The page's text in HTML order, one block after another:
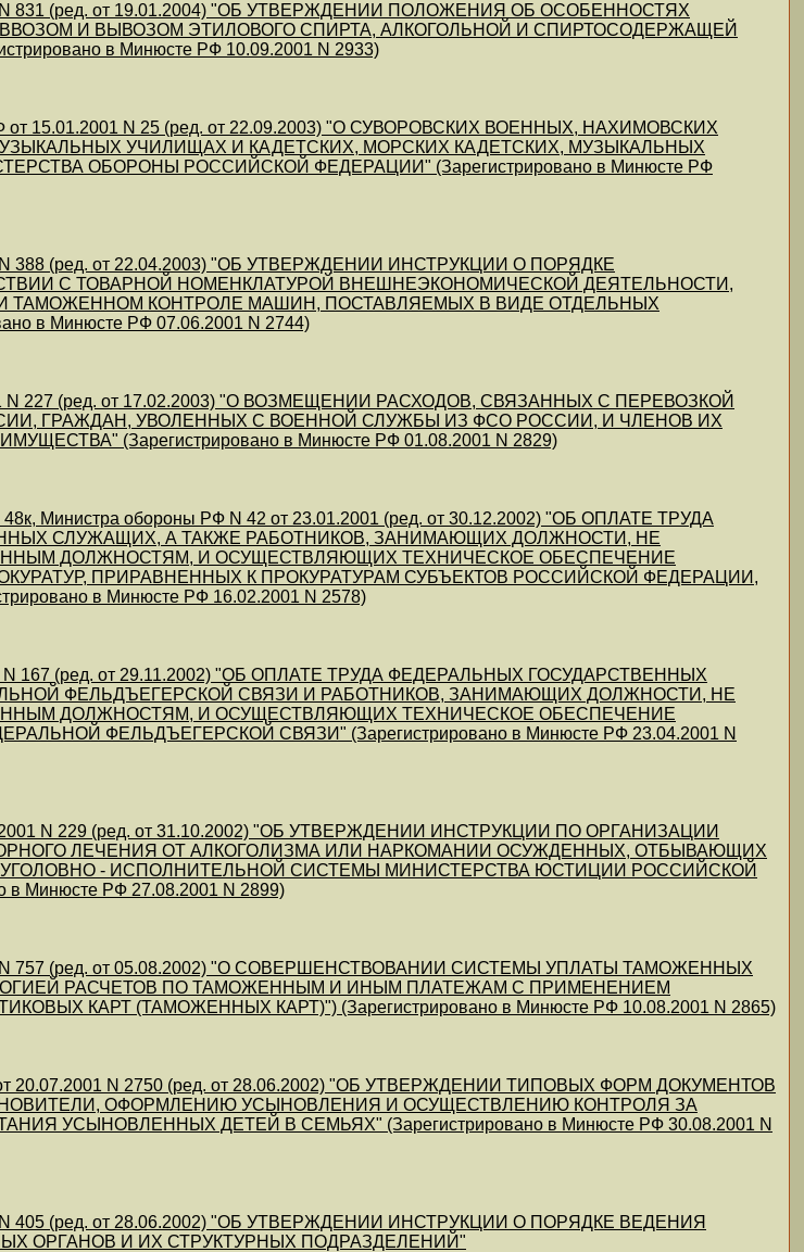
N 831 (ред. от 19.01.2004) "ОБ УТВЕРЖДЕНИИ ПОЛОЖЕНИЯ ОБ ОСОБЕННОСТЯХ
И ВЫВОЗОМ ЭТИЛОВОГО СПИРТА, АЛКОГОЛЬНОЙ И СПИРТОСОДЕРЖАЩЕЙ
в Минюсте РФ 10.09.2001 N 2933)
от 15.01.2001 N 25 (ред. от 22.09.2003) "О СУВОРОВСКИХ ВОЕННЫХ, НАХИМОВСКИХ
УЧИЛИЩАХ И КАДЕТСКИХ, МОРСКИХ КАДЕТСКИХ, МУЗЫКАЛЬНЫХ
ОБОРОНЫ РОССИЙСКОЙ ФЕДЕРАЦИИ" (Зарегистрировано в Минюсте РФ
N 388 (ред. от 22.04.2003) "ОБ УТВЕРЖДЕНИИ ИНСТРУКЦИИ О ПОРЯДКЕ
С ТОВАРНОЙ НОМЕНКЛАТУРОЙ ВНЕШНЕЭКОНОМИЧЕСКОЙ ДЕЯТЕЛЬНОСТИ,
КОНТРОЛЕ МАШИН, ПОСТАВЛЯЕМЫХ В ВИДЕ ОТДЕЛЬНЫХ
в Минюсте РФ 07.06.2001 N 2744)
N 227 (ред. от 17.02.2003) "О ВОЗМЕЩЕНИИ РАСХОДОВ, СВЯЗАННЫХ С ПЕРЕВОЗКОЙ
ГРАЖДАН, УВОЛЕННЫХ С ВОЕННОЙ СЛУЖБЫ ИЗ ФСО РОССИИ, И ЧЛЕНОВ ИХ
(Зарегистрировано в Минюсте РФ 01.08.2001 N 2829)
Министра обороны РФ N 42 от 23.01.2001 (ред. от 30.12.2002) "ОБ ОПЛАТЕ ТРУДА
СЛУЖАЩИХ, А ТАКЖЕ РАБОТНИКОВ, ЗАНИМАЮЩИХ ДОЛЖНОСТИ, НЕ
ДОЛЖНОСТЯМ, И ОСУЩЕСТВЛЯЮЩИХ ТЕХНИЧЕСКОЕ ОБЕСПЕЧЕНИЕ
ПРИРАВНЕННЫХ К ПРОКУРАТУРАМ СУБЪЕКТОВ РОССИЙСКОЙ ФЕДЕРАЦИИ,
в Минюсте РФ 16.02.2001 N 2578)
N 167 (ред. от 29.11.2002) "ОБ ОПЛАТЕ ТРУДА ФЕДЕРАЛЬНЫХ ГОСУДАРСТВЕННЫХ
ФЕЛЬДЪЕГЕРСКОЙ СВЯЗИ И РАБОТНИКОВ, ЗАНИМАЮЩИХ ДОЛЖНОСТИ, НЕ
ДОЛЖНОСТЯМ, И ОСУЩЕСТВЛЯЮЩИХ ТЕХНИЧЕСКОЕ ОБЕСПЕЧЕНИЕ
ФЕЛЬДЪЕГЕРСКОЙ СВЯЗИ" (Зарегистрировано в Минюсте РФ 23.04.2001 N
N 229 (ред. от 31.10.2002) "ОБ УТВЕРЖДЕНИИ ИНСТРУКЦИИ ПО ОРГАНИЗАЦИИ
ЛЕЧЕНИЯ ОТ АЛКОГОЛИЗМА ИЛИ НАРКОМАНИИ ОСУЖДЕННЫХ, ОТБЫВАЮЩИХ
- ИСПОЛНИТЕЛЬНОЙ СИСТЕМЫ МИНИСТЕРСТВА ЮСТИЦИИ РОССИЙСКОЙ
Минюсте РФ 27.08.2001 N 2899)
N 757 (ред. от 05.08.2002) "О СОВЕРШЕНСТВОВАНИИ СИСТЕМЫ УПЛАТЫ ТАМОЖЕННЫХ
РАСЧЕТОВ ПО ТАМОЖЕННЫМ И ИНЫМ ПЛАТЕЖАМ С ПРИМЕНЕНИЕМ
КАРТ (ТАМОЖЕННЫХ КАРТ)") (Зарегистрировано в Минюсте РФ 10.08.2001 N 2865)
20.07.2001 N 2750 (ред. от 28.06.2002) "ОБ УТВЕРЖДЕНИИ ТИПОВЫХ ФОРМ ДОКУМЕНТОВ
ОФОРМЛЕНИЮ УСЫНОВЛЕНИЯ И ОСУЩЕСТВЛЕНИЮ КОНТРОЛЯ ЗА
УСЫНОВЛЕННЫХ ДЕТЕЙ В СЕМЬЯХ" (Зарегистрировано в Минюсте РФ 30.08.2001 N
N 405 (ред. от 28.06.2002) "ОБ УТВЕРЖДЕНИИ ИНСТРУКЦИИ О ПОРЯДКЕ ВЕДЕНИЯ
ОРГАНОВ И ИХ СТРУКТУРНЫХ ПОДРАЗДЕЛЕНИЙ"